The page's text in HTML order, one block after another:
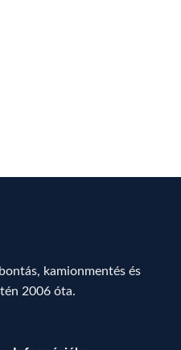
kamionmentés és
2006 óta.